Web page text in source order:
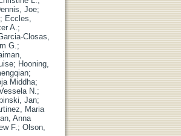
Joe;
; Eccles,
A.;
Closas,
G.;
; Hooning,
;
Middha;
N.;
Jan;
Maria
Anna
F.; Olson,